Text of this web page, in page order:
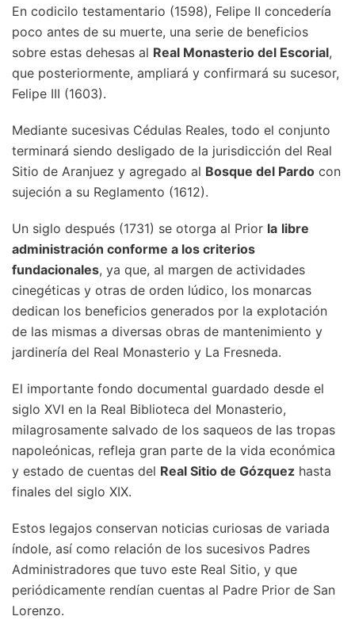
En codicilo testamentario (1598), Felipe II concedería
poco antes de su muerte, una serie de beneficios
sobre estas dehesas al Real Monasterio del Escorial,
que posteriormente, ampliará y confirmará su sucesor,
Felipe III (1603).
Mediante sucesivas Cédulas Reales, todo el conjunto
terminará siendo desligado de la jurisdicción del Real
Sitio de Aranjuez y agregado al Bosque del Pardo con
sujeción a su Reglamento (1612).
Un siglo después (1731) se otorga al Prior la libre
administración conforme a los criterios
fundacionales, ya que, al margen de actividades
cinegéticas y otras de orden lúdico, los monarcas
dedican los beneficios generados por la explotación
de las mismas a diversas obras de mantenimiento y
jardinería del Real Monasterio y La Fresneda.
El importante fondo documental guardado desde el
siglo XVI en la Real Biblioteca del Monasterio,
milagrosamente salvado de los saqueos de las tropas
napoleónicas, refleja gran parte de la vida económica
y estado de cuentas del Real Sitio de Gózquez hasta
finales del siglo XIX.
Estos legajos conservan noticias curiosas de variada
índole, así como relación de los sucesivos Padres
Administradores que tuvo este Real Sitio, y que
periódicamente rendían cuentas al Padre Prior de San
Lorenzo.